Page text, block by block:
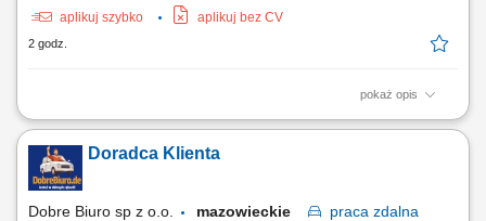
aplikuj szybko
aplikuj bez CV
2 godz.
pokaż opis
Opis stanowiska: składanie i przygotowywanie serwerów oraz urządzeń
montażowych z zachowaniem obowiązujących norm jakościowych,
realizacja planów produkcyjnych i terminowe przygotowywanie
Doradca Klienta
Dobre Biuro sp z o.o. mazowieckie praca zdalna